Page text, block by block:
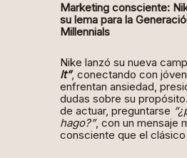
Marketing consciente:
su lema para la
Millennials
Nike lanzó su nueva
It”, conectando con
enfrentan ansiedad,
dudas sobre su
de actuar, preguntarse
hago?”, con un mensaje
consciente que el clásico